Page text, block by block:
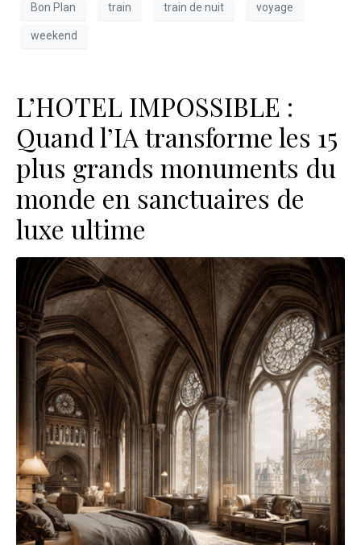
Bon Plan train train de nuit voyage
weekend
L’HOTEL IMPOSSIBLE :
Quand l’IA transforme les 15
plus grands monuments du
monde en sanctuaires de
luxe ultime